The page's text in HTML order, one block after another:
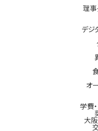
理事
デジ
オ
学費
大